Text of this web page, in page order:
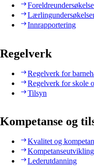
Innrapportering
Regelverk
Regelverk for
Regelverk for skole
Tilsyn
Kompetanse og
Kvalitet og
Lederutdanning